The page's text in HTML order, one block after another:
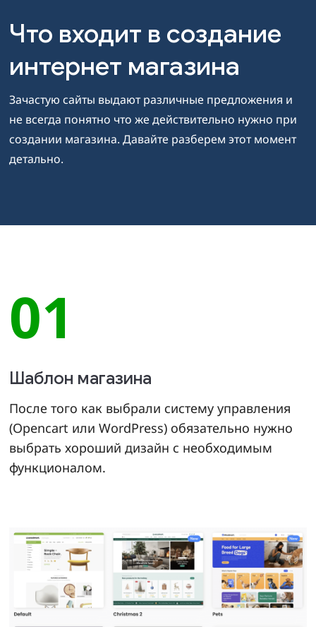
Что входит в создание
интернет магазина
Зачастую сайты выдают различные предложения и
не всегда понятно что же действительно нужно при
создании магазина. Давайте разберем этот момент
детально.
01
Шаблон магазина
После того как выбрали систему управления
(Opencart или WordPress) обязательно нужно
выбрать хороший дизайн с необходимым
функционалом.